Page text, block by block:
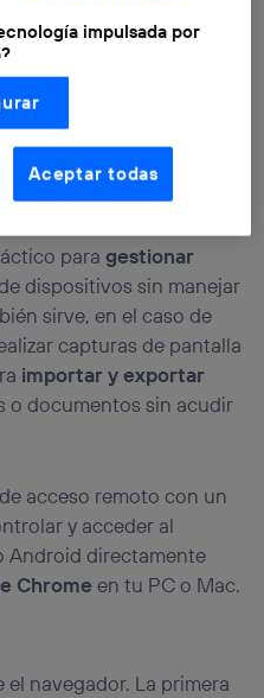
paragestionar
dispositivos sin manejar
sirve, en el caso de
capturas de pantalla
importar y exportar
o documentos sin acudir
acceso remoto con un
y acceder al
Android directamente
Chrome en tu PC o Mac.
navegador. La primera
impulsada por
la tecnología Utiq para
digital o análisis
de consentimiento)
nuestra(s) web(s)
una conexión a
por una de las
y otorgas tu
con la privacidad como
y control.
cifrado creado por tu
tu dirección IP y otra
de
a la conexión que utilizas
conexión de internet, por
banda ancha(p. ej., Wi-Fi),
en función de las
los miembros del hogar
únicamente en la
móvil.
Aceptar todas